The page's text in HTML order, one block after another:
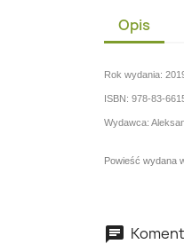
Opis
Rok wydania:
ISBN: 978-83-
Wydawca:
Powieść wydana